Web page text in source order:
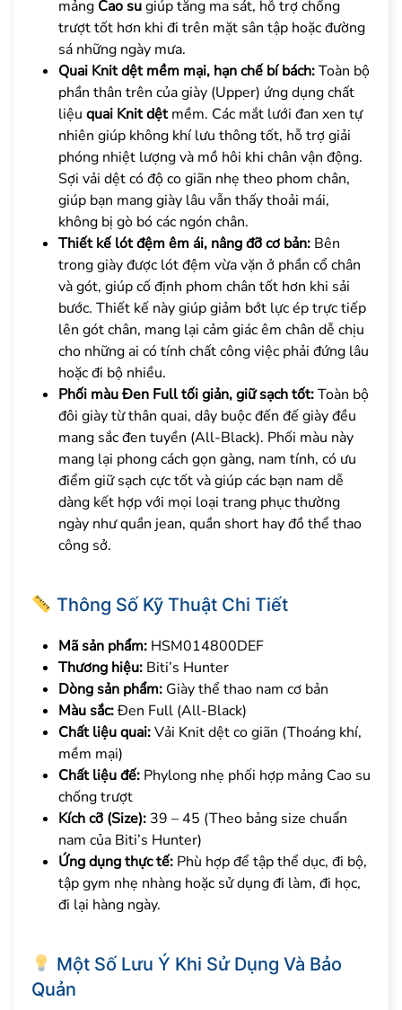
mảng Cao sugiúp tăng ma sát, hỗ trợ chống
trượt tốt hơn khi đi trên mặt sân tập hoặc đường
sá những ngày mưa.
Quai Knit dệt mềm mại, hạn chế bí bách:Toàn bộ
phần thân trên của giày (Upper) ứng dụng chất
liệu quai Knit dệtmềm. Các mắt lưới đan xen tự
nhiên giúp không khí lưu thông tốt, hỗ trợ giải
phóng nhiệt lượng và mồ hôi khi chân vận động.
Sợi vải dệt có độ co giãn nhẹ theo phom chân,
giúp bạn mang giày lâu vẫn thấy thoải mái,
không bị gò bó các ngón chân.
Thiết kế lót đệm êm ái, nâng đỡ cơ bản: Bên
trong giày được lót đệm vừa vặn ở phần cổ chân
và gót, giúp cố định phom chân tốt hơn khi sải
bước. Thiết kế này giúp giảm bớt lực ép trực tiếp
lên gót chân, mang lại cảm giác êm chân dễ chịu
cho những ai có tính chất công việc phải đứng lâu
hoặc đi bộ nhiều.
Phối màu Đen Full tối giản, giữ sạch tốt:Toàn bộ
đôi giày từ thân quai, dây buộc đến đế giày đều
mang sắc đen tuyền (All-Black). Phối màu này
mang lại phong cách gọn gàng, nam tính, có ưu
điểm giữ sạch cực tốt và giúp các bạn nam dễ
dàng kết hợp với mọi loại trang phục thường
ngày như quần jean, quần short hay đồ thể thao
công sở.
Thông Số Kỹ Thuật Chi Tiết
Mã sản phẩm: HSM014800DEF
Thương hiệu: Biti’s Hunter
Dòng sản phẩm: Giày thể thao nam cơ bản
Màu sắc:Đen Full (All-Black)
Chất liệu quai:Vải Knit dệt co giãn (Thoáng khí,
mềm mại)
Chất liệu đế: Phylong nhẹ phối hợp mảng Cao su
chống trượt
Kích cỡ (Size): 39 – 45 (Theo bảng size chuẩn
nam của Biti’s Hunter)
Ứng dụng thực tế: Phù hợp để tập thể dục, đi bộ,
tập gym nhẹ nhàng hoặc sử dụng đi làm, đi học,
đi lại hàng ngày.
Một Số Lưu Ý Khi Sử Dụng Và Bảo
Quản